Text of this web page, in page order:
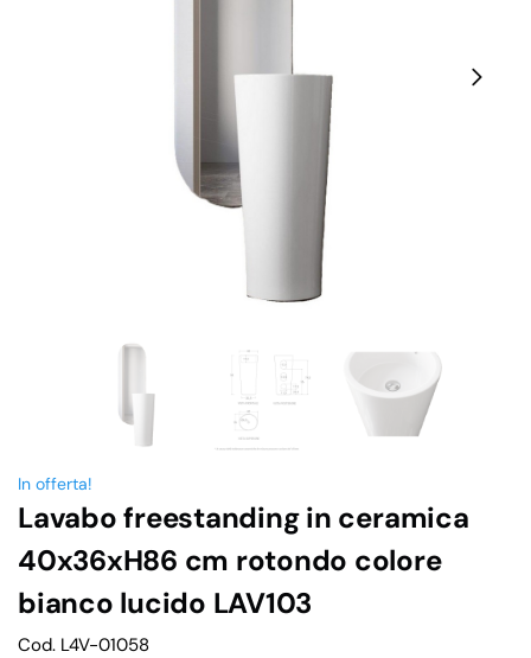
In offerta!
Lavabo freestanding in ceramica
40x36xH86 cm rotondo colore
bianco lucido LAV103
Cod. L4V-01058